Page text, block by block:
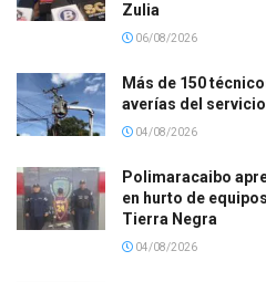
Zulia
06/08/2026
Más de 150
averías del
04/08/2026
Polimaracaibo
en hurto de
Tierra Negra
04/08/2026